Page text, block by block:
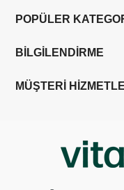
POPÜLER
BİLGİLENDİRME
MÜŞTERİ